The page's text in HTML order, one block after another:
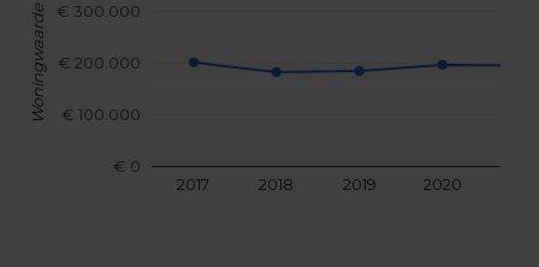
2017 2018 2019 2020
€ 0
€ 100.000
€ 200.000
€ 300.000
Woningwaarde